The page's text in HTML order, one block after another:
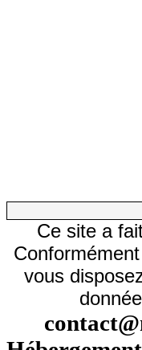
Ce site a
vous